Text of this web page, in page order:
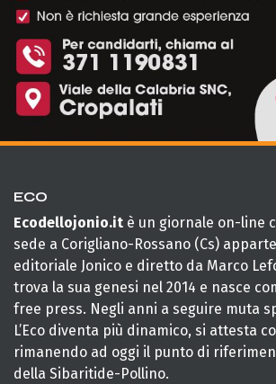
ECO
Ecodellojonio.it è un giornale on-line
sede a Corigliano-Rossano (Cs)
editoriale Jonico e diretto da Marco
trova la sua genesi nel 2014 e nasce
free press. Negli anni a seguire muta
L’Eco diventa più dinamico, si attesta
rimanendo ad oggi il punto di
della Sibaritide-Pollino.